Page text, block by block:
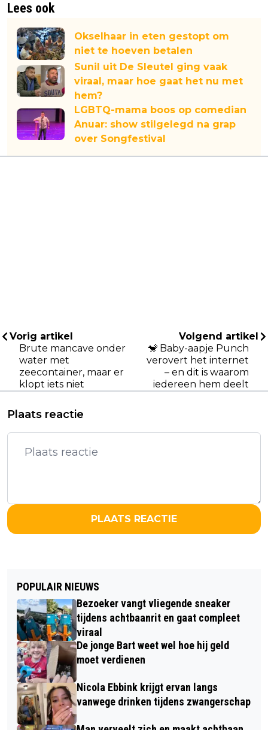
Lees ook
Okselhaar in eten gestopt om
niet te hoeven betalen
Sunil uit De Sleutel ging vaak
viraal, maar hoe gaat het nu met
hem?
LGBTQ-mama boos op comedian
Anuar: show stilgelegd na grap
over Songfestival
Vorig artikel
Brute mancave onder
water met
zeecontainer, maar er
klopt iets niet
Volgend artikel
🐒 Baby-aapje Punch
verovert het internet
– en dit is waarom
iedereen hem deelt
Plaats reactie
PLAATS REACTIE
POPULAIR NIEUWS
Bezoeker vangt vliegende sneaker
tijdens achtbaanrit en gaat compleet
viraal
De jonge Bart weet wel hoe hij geld
moet verdienen
Nicola Ebbink krijgt ervan langs
vanwege drinken tijdens zwangerschap